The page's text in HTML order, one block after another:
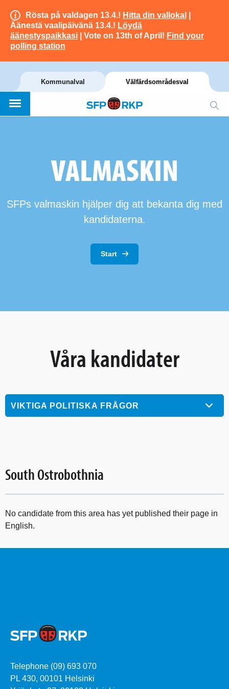
Rösta på valdagen 13.4.! Hitta din vallokal
Äänestä vaalipäivänä 13.4.! Löydä
äänestyspaikkasi | Vote on 13th of April! Find your
polling station
Kommunalval Välfärdsområdesval
VALMASKIN
SFPs valmaskin hjälper dig att bekanta dig med
kandidaterna.
Start
Våra kandidater
VIKTIGA POLITISKA FRÅGOR
South Ostrobothnia
No candidate from this area has yet published their page in
English.
Telephone (09) 693 070
PL 430, 00101 Helsinki